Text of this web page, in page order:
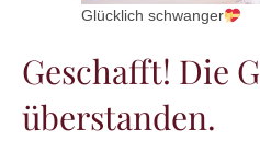
Glücklich schwanger
Geschafft! Die
überstanden.